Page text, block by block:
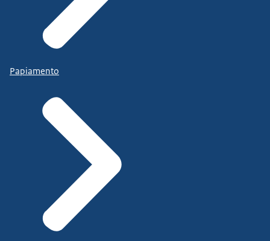
Papiamento